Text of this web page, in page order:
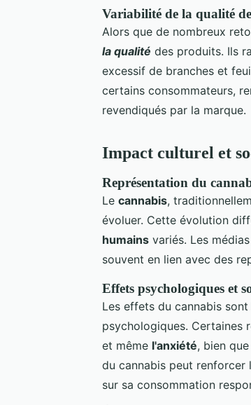
Variabilité de la qualité
Alors que de nombreux
la qualité des produits. Ils
excessif de branches et
certains consommateurs,
revendiqués par la marque.
Impact culturel et
Représentation du
Le cannabis,
évoluer. Cette évolution
humains variés. Les
souvent en lien avec des
Effets psychologiques et
Les effets du cannabis
psychologiques. Certaines
et même l'anxiété, bien
du cannabis peut renforcer
sur sa consommation